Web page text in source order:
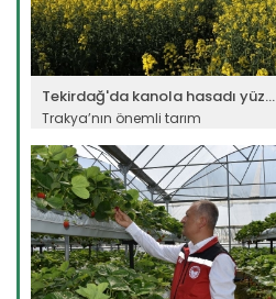
Tekirdağ'da kanola hasadı yüz...
Trakya’nın önemli tarım
Devamını Oku ->